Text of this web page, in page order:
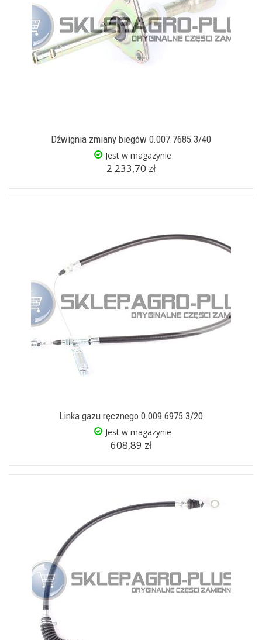
Dźwignia zmiany biegów 0.007.7685.3/40
Jest w magazynie
2 233,70 zł
Linka gazu ręcznego 0.009.6975.3/20
Jest w magazynie
608,89 zł